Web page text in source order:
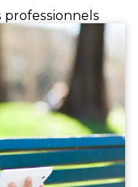
professionnels